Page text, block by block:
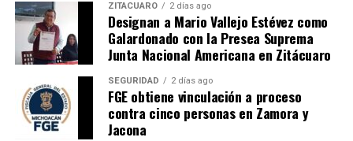
Me gusta esto:
ZITÁCUARO 2 días ago
Designan a Mario Vallejo Estévez como
Galardonado con la Presea Suprema
Junta Nacional Americana en Zitácuaro
SEGURIDAD 2 días ago
FGE obtiene vinculación a proceso
contra cinco personas en Zamora y
Jacona